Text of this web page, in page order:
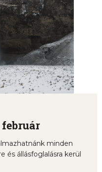
február
minden
és állásfoglalásra kerül